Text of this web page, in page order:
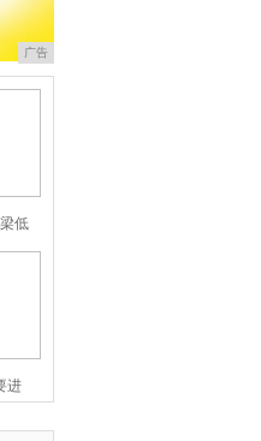
广告
低
进